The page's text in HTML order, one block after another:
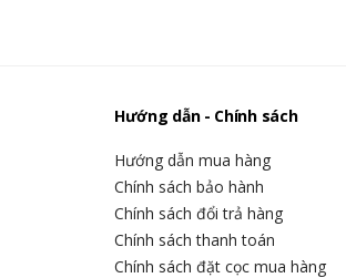
Hướng dẫn - Chính sách
Hướng dẫn mua hàng
Chính sách bảo hành
Chính sách đổi trả hàng
Chính sách thanh toán
Chính sách đặt cọc mua hàng